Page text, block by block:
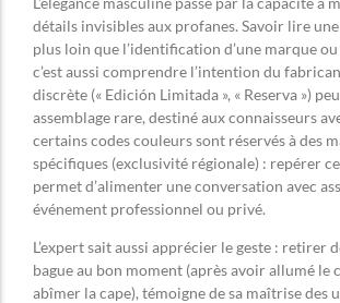
détails invisibles aux profanes. Savoir lire
plus loin que l’identification d’une marque
c’est aussi comprendre l’intention du
discrète (« Edición Limitada », « Reserva »)
assemblage rare, destiné aux connaisseurs
certains codes couleurs sont réservés à des
spécifiques (exclusivité régionale) : repérer
permet d’alimenter une conversation avec
événement professionnel ou privé.
L’expert sait aussi apprécier le geste : retirer
bague au bon moment (après avoir allumé le
abîmer la cape), témoigne de sa maîtrise des